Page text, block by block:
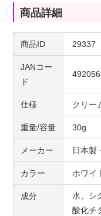
商品詳細
商品ID 29337
JANコー
ド
仕様 クリー
重量/容量 30g
メーカー 日本製
カラー ホワイ
成分
水、シ
酸化チ